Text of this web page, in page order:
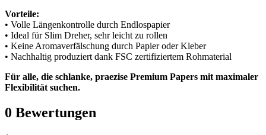
Vorteile:
• Volle Längenkontrolle durch Endlospapier
• Ideal für Slim Dreher, sehr leicht zu rollen
• Keine Aromaverfälschung durch Papier oder Kleber
• Nachhaltig produziert dank FSC zertifiziertem Rohmaterial
Für alle, die schlanke, praezise Premium Papers mit maximaler
Flexibilität suchen.
0 Bewertungen